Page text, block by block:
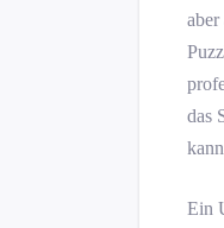
das
Ein